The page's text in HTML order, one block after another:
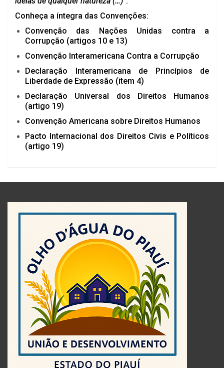
Conheça a íntegra das Convenções:
Convenção das Nações Unidas contra a
Corrupção (artigos 10 e 13)
Convenção Interamericana Contra a Corrupção
Declaração Interamericana de Princípios de
Liberdade de Expressão (item 4)
Declaração Universal dos Direitos Humanos
(artigo 19)
Convenção Americana sobre Direitos Humanos
Pacto Internacional dos Direitos Civis e Políticos
(artigo 19)